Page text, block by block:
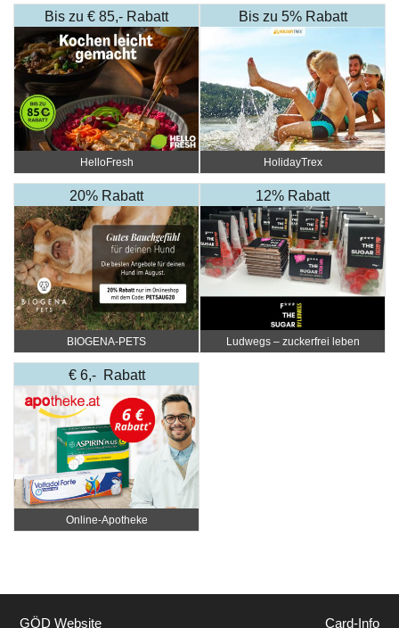
Bis zu € 85,- Rabatt
HelloFresh
Bis zu 5% Rabatt
HolidayTrex
20% Rabatt
BIOGENA-PETS
12% Rabatt
Ludwegs – zuckerfrei leben
€ 6,- Rabatt
Online‑Apotheke
GÖD Website Card-Info